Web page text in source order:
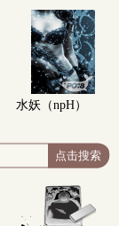
水妖（npH）